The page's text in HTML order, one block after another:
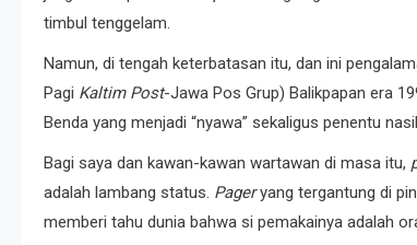
timbul tenggelam.
Namun, di tengah keterbatasan itu, dan ini
Pagi Kaltim Post-Jawa Pos Grup) Balikpapan era
Benda yang menjadi “nyawa” sekaligus penentu
Bagi saya dan kawan-kawan wartawan di masa itu,
adalah lambang status. Pageryang tergantung di
memberi tahu dunia bahwa si pemakainya adalah